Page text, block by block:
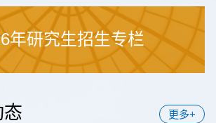
年研究生招生专栏
态 更多+